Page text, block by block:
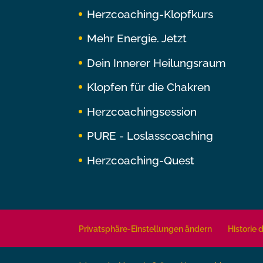
Herzcoaching-Klopfkurs
Mehr Energie. Jetzt
Dein Innerer Heilungsraum
Klopfen für die Chakren
Herzcoachingsession
PURE - Loslasscoaching
Herzcoaching-Quest
Privatsphäre-Einstellungen ändern Historie